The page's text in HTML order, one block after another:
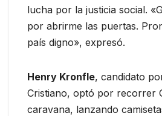
lucha por la justicia social.
por abrirme las puertas.
país digno», expresó.
Henry Kronfle, candidato
Cristiano, optó por recorrer
caravana, lanzando